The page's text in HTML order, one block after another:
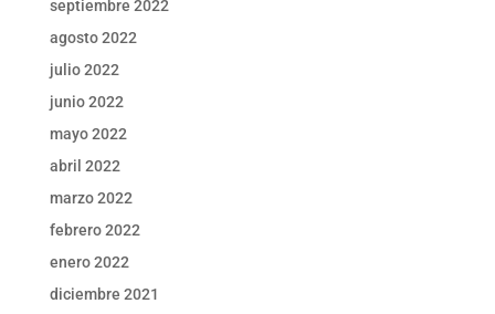
septiembre 2022
agosto 2022
julio 2022
junio 2022
mayo 2022
abril 2022
marzo 2022
febrero 2022
enero 2022
diciembre 2021